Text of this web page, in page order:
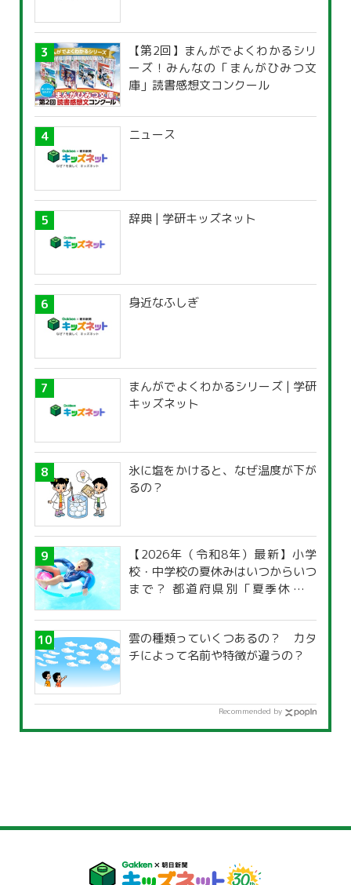
【第2回】まんがでよくわかるシリ
ーズ！みんなの「まんがひみつ文
庫」読書感想文コンクール
ニュース
辞典 | 学研キッズネット
身近なふしぎ
まんがでよくわかるシリーズ | 学研
キッズネット
氷に塩をかけると、なぜ温度が下が
るの？
【2026年（令和8年）最新】小学
校・中学校の夏休みはいつからいつ
まで？ 都道府県別「夏季休暇一
雲の種類っていくつあるの？ カタ
チによって名前や特徴が違うの？
Recommended by